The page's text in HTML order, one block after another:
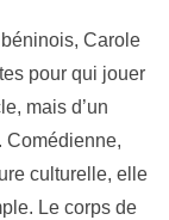
Carole
pour qui jouer
mais d’un
Comédienne,
culturelle, elle
Le corps de